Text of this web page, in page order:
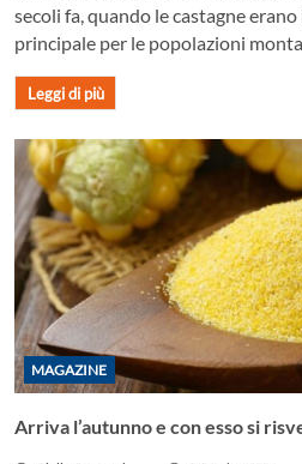
secoli fa, quando le castagne
principale per le popolazioni
Leggi di più
MAGAZINE
Arriva l’autunno e con esso si